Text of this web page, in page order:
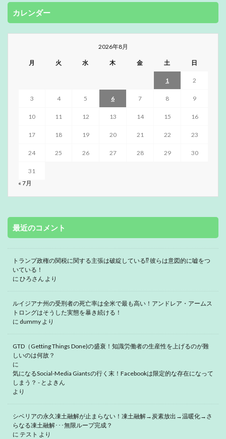
カレンダー
2026年8月
月 火 水 木 金 土 日
1 2
3 4 5 6 7 8 9
10 11 12 13 14 15 16
17 18 19 20 21 22 23
24 25 26 27 28 29 30
31
« 7月
最近のコメント
トランプ政権の関税に関する主張は破綻している⁉ 彼らは意図的に嘘をつ
いている！
に ひろさん より
ルイジアナ州の受刑者の死亡率は全米で最も高い！アンドレア・アームス
トロングはそうした実態を暴き続ける！
に dummy より
GTD（Getting Things Done)の盛衰！知識労働者の生産性を上げるのが難
しいのは何故？
に
気になるSocial-Media Giantsの行く末！Facebookは限定的な存在になって
しまう？ - とよきん
より
シベリアの永久凍土融解が止まらない！凍土融解→炭素放出→温暖化→さ
らなる凍土融解･･･無限ループ完成？
に テスト より